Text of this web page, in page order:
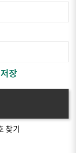
장
찾기